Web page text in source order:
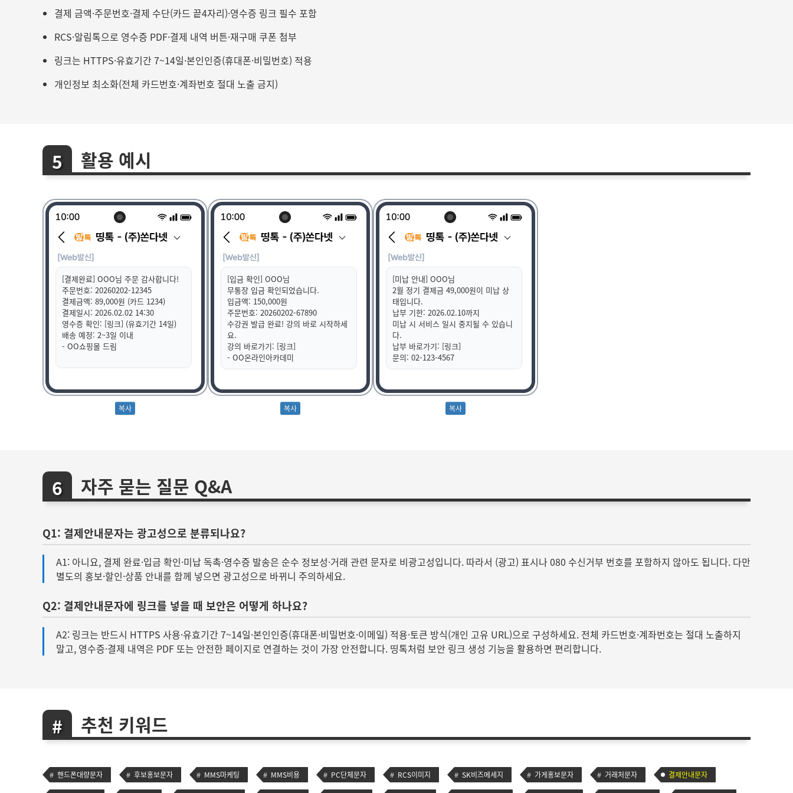
결제 금액·주문번호·결제 수단(카드 끝4자리)·영수증 링크 필수 포함
RCS·알림톡으로 영수증 PDF·결제 내역 버튼·재구매 쿠폰 첨부
링크는 HTTPS·유효기간 7~14일·본인인증(휴대폰·비밀번호) 적용
개인정보 최소화(전체 카드번호·계좌번호 절대 노출 금지)
활용 예시
[결제완료] OOO님 주문 감사합니다!
주문번호: 20260202-12345
결제금액: 89,000원 (카드 1234)
결제일시: 2026.02.02 14:30
영수증 확인: [링크] (유효기간 14일)
배송 예정: 2~3일 이내
- OO쇼핑몰 드림
[입금 확인] OOO님
무통장 입금 확인되었습니다.
입금액: 150,000원
주문번호: 20260202-67890
수강권 발급 완료! 강의 바로 시작하세
요.
강의 바로가기: [링크]
- OO온라인아카데미
[미납 안내] OOO님
2월 정기 결제금 49,000원이 미납 상
태입니다.
납부 기한: 2026.02.10까지
미납 시 서비스 일시 중지될 수 있습니
다.
납부 바로가기: [링크]
문의: 02-123-4567
자주 묻는 질문 Q&A
Q1: 결제안내문자는 광고성으로 분류되나요?
A1: 아니요, 결제 완료·입금 확인·미납 독촉·영수증 발송은 순수 정보성·거래 관련 문자로 비광고성입니다. 따라서 (광고) 표시나 080 수신거부 번호를 포함하지 않아도 됩니다. 다만
별도의 홍보·할인·상품 안내를 함께 넣으면 광고성으로 바뀌니 주의하세요.
Q2: 결제안내문자에 링크를 넣을 때 보안은 어떻게 하나요?
A2: 링크는 반드시 HTTPS 사용·유효기간 7~14일·본인인증(휴대폰·비밀번호·이메일) 적용·토큰 방식(개인 고유 URL)으로 구성하세요. 전체 카드번호·계좌번호는 절대 노출하지
말고, 영수증·결제 내역은 PDF 또는 안전한 페이지로 연결하는 것이 가장 안전합니다. 띵톡처럼 보안 링크 생성 기능을 활용하면 편리합니다.
추천 키워드
핸드폰대량문자 후보홍보문자 MMS마케팅 MMS비용 PC단체문자 RCS이미지 SK비즈메세지 가게홍보문자 거래처문자 결제안내문자